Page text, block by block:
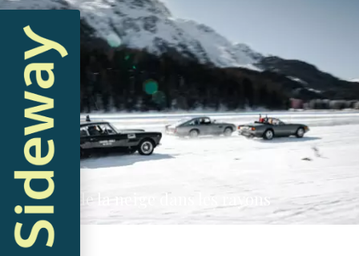
Machines
The Ice: de la neige dans les rayons